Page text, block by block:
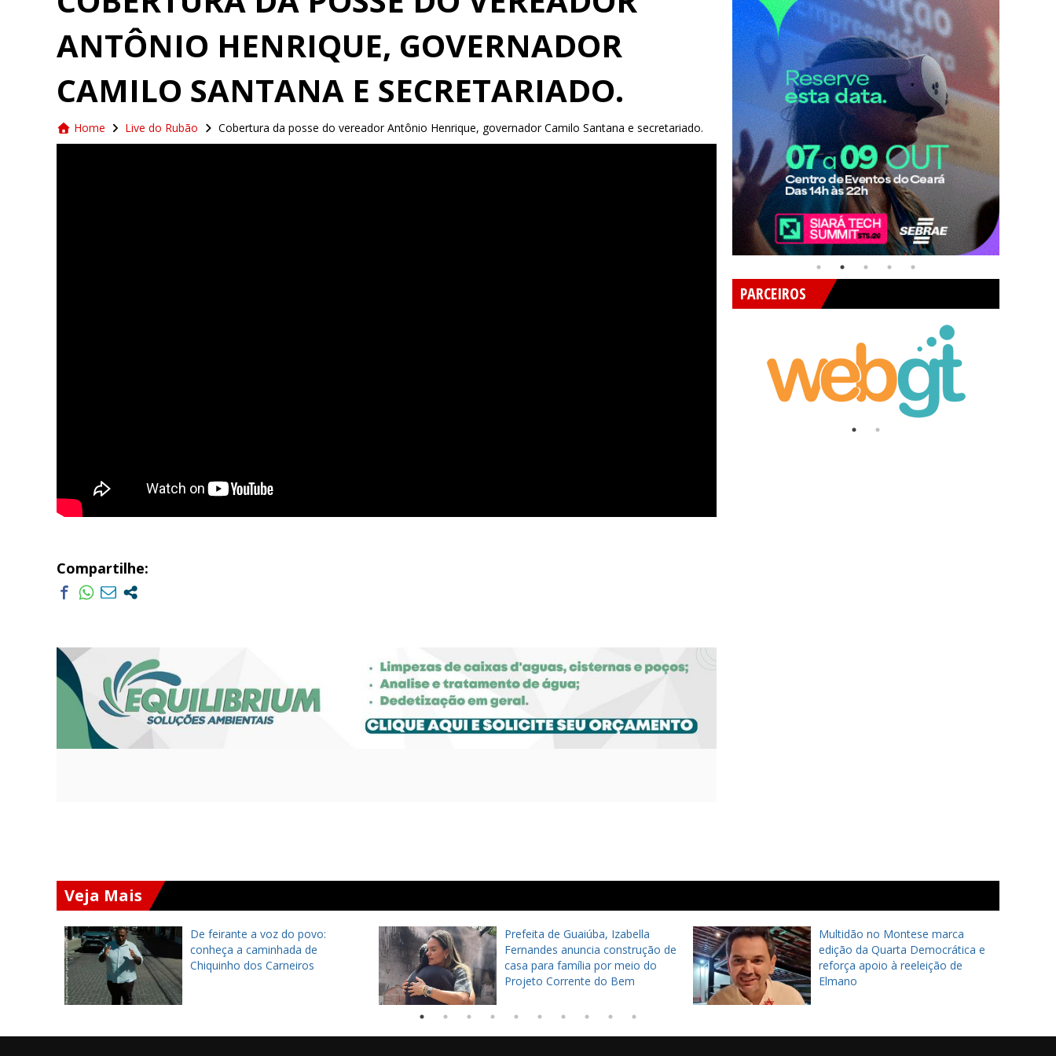
ANTÔNIO HENRIQUE, GOVERNADOR
CAMILO SANTANA E SECRETARIADO.
Home Live do Rubão Cobertura da posse do vereador Antônio Henrique, governador Camilo Santana e secretariado.
Compartilhe:
PARCEIROS
Veja Mais
De feirante a voz do povo:
conheça a caminhada de
Chiquinho dos Carneiros
Prefeita de Guaiúba, Izabella
Fernandes anuncia construção de
casa para família por meio do
Projeto Corrente do Bem
Multidão no Montese marca
edição da Quarta Democrática e
reforça apoio à reeleição de
Elmano